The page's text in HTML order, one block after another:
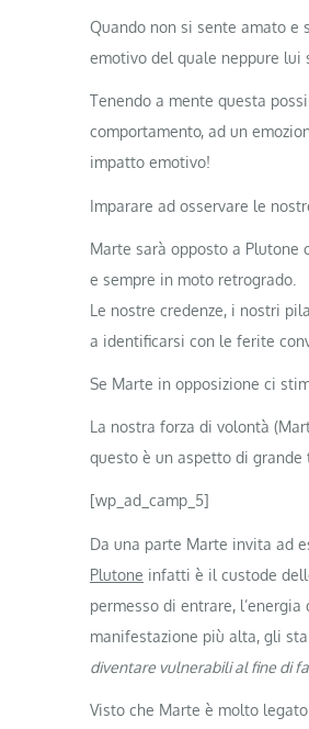
Quando non si sente amato
emotivo del quale neppure lui
Tenendo a mente questa
comportamento, ad un
impatto emotivo!
Imparare ad osservare le
Marte sarà opposto a Plutone
e sempre in moto retrogrado.
Le nostre credenze, i nostri
a identificarsi con le ferite
Se Marte in opposizione ci
La nostra forza di volontà
questo è un aspetto di grande
[wp_ad_camp_5]
Da una parte Marte invita ad
Plutone infatti è il custode
permesso di entrare,
manifestazione più alta, gli
diventare vulnerabili al fine di
Visto che Marte è molto